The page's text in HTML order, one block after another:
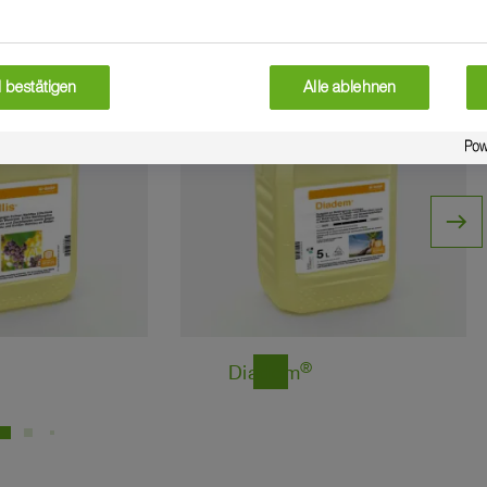
star
Diadem®
east
bestätigen Alle ablehnen